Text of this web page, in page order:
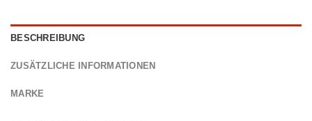
BESCHREIBUNG
ZUSÄTZLICHE INFORMATIONEN
MARKE